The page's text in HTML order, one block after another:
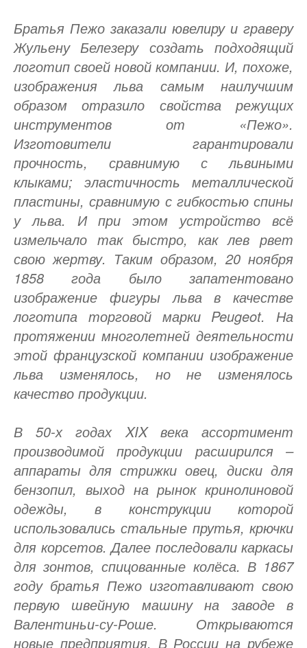
Братья Пежо заказали ювелиру и граверу
Жульену Белезеру создать подходящий
логотип своей новой компании. И, похоже,
изображения льва самым наилучшим
образом отразило свойства режущих
инструментов от «Пежо».
Изготовители гарантировали
прочность, сравнимую с львиными
клыками; эластичность металлической
пластины, сравнимую с гибкостью спины
у льва. И при этом устройство всё
измельчало так быстро, как лев рвет
свою жертву. Таким образом, 20 ноября
1858 года было запатентовано
изображение фигуры льва в качестве
логотипа торговой марки Peugeot. На
протяжении многолетней деятельности
этой французской компании изображение
льва изменялось, но не изменялось
качество продукции.
В 50-х годах XIX века ассортимент
производимой продукции расширился –
аппараты для стрижки овец, диски для
бензопил, выход на рынок кринолиновой
одежды, в конструкции которой
использовались стальные прутья, крючки
для корсетов. Далее последовали каркасы
для зонтов, спицованные колёса. В 1867
году братья Пежо изготавливают свою
первую швейную машину на заводе в
Валентиньи-су-Роше. Открываются
новые предприятия. В России на рубеже